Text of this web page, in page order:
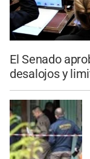
El Senado
desalojos y